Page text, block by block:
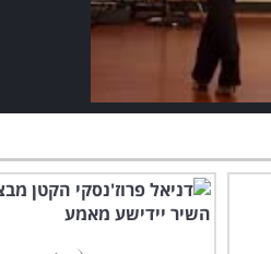
00:00 /01:01